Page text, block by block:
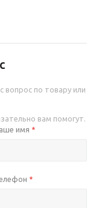
по товару или
вам помогут.
имя *
*